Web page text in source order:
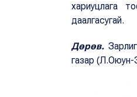
хариуцлага
даалгасугай.
Дөрөв.
газар (Л.Оюун-